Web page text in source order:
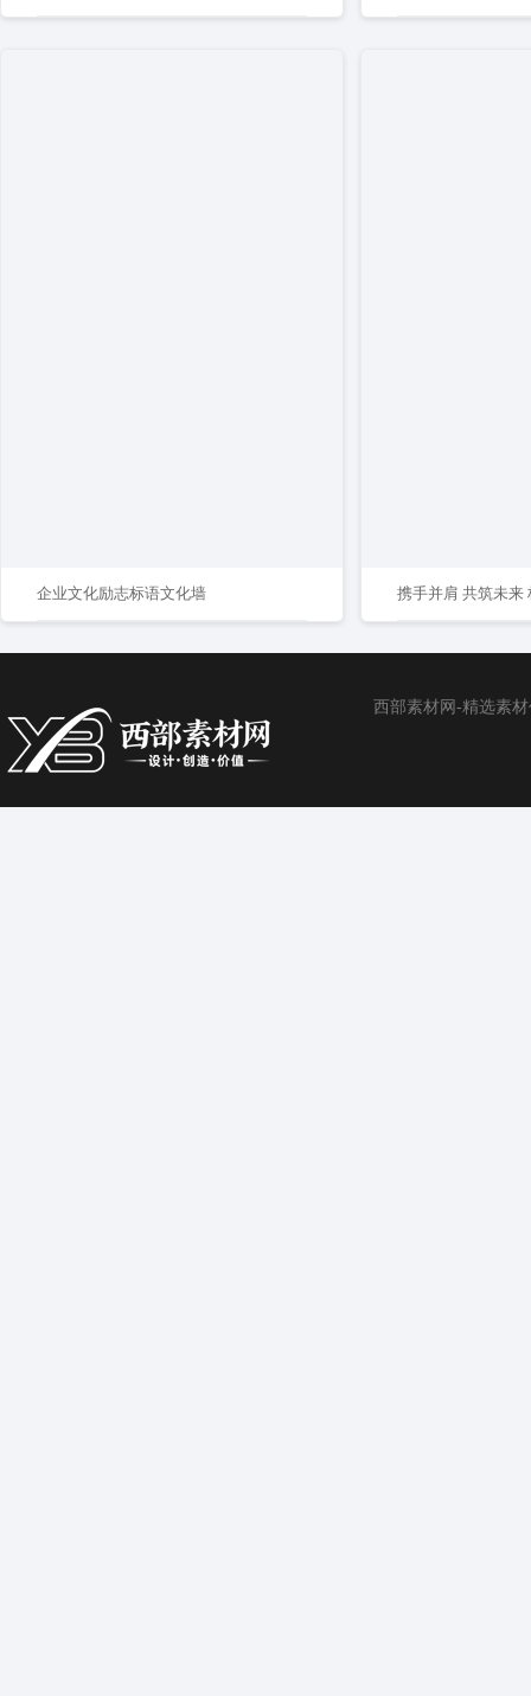
企业文化励志标语文化墙 携手并肩 共筑未来
西部素材网-精选素